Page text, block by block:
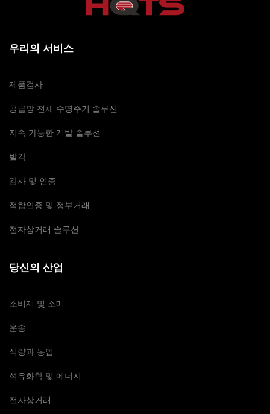
우리의 서비스
제품검사
공급망 전체 수명주기 솔루션
지속 가능한 개발 솔루션
발각
감사 및 인증
적합인증 및 정부거래
전자상거래 솔루션
당신의 산업
소비재 및 소매
운송
식량과 농업
석유화학 및 에너지
전자상거래